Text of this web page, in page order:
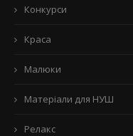
Конкурси
Краса
Малюки
Матеріали для НУШ
Релакс